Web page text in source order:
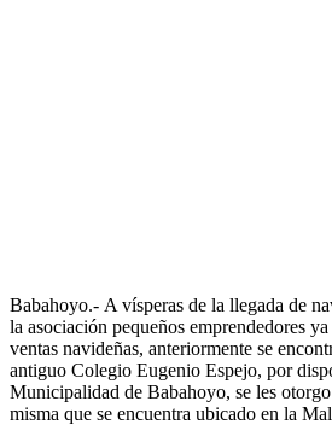
Babahoyo.- A vísperas de la llegada de
la asociación pequeños emprendedores
ventas navideñas, anteriormente se
antiguo Colegio Eugenio Espejo, por
Municipalidad de Babahoyo, se les
misma que se encuentra ubicado en la